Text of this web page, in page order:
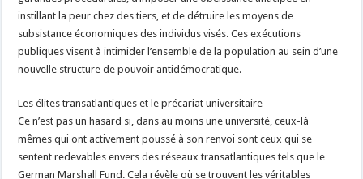
instillant la peur chez des tiers, et de détruire les moyens de
subsistance économiques des individus visés. Ces exécutions
publiques visent à intimider l’ensemble de la population au sein d’une
nouvelle structure de pouvoir antidémocratique.
Les élites transatlantiques et le précariat universitaire
Ce n’est pas un hasard si, dans au moins une université, ceux-là
mêmes qui ont activement poussé à son renvoi sont ceux qui se
sentent redevables envers des réseaux transatlantiques tels que le
German Marshall Fund. Cela révèle où se trouvent les véritables